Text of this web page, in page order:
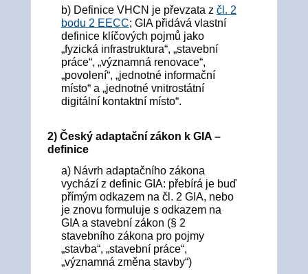
b) Definice VHCN je převzata z čl. 2
bodu 2 EECC; GIA přidává vlastní
definice klíčových pojmů jako
„fyzická infrastruktura“, „stavební
práce“, „významná renovace“,
„povolení“, „jednotné informační
místo“ a „jednotné vnitrostátní
digitální kontaktní místo“.
2) Český adaptační zákon k GIA –
definice
a) Návrh adaptačního zákona
vychází z definic GIA: přebírá je buď
přímým odkazem na čl. 2 GIA, nebo
je znovu formuluje s odkazem na
GIA a stavební zákon (§ 2
stavebního zákona pro pojmy
„stavba“, „stavební práce“,
„významná změna stavby“)